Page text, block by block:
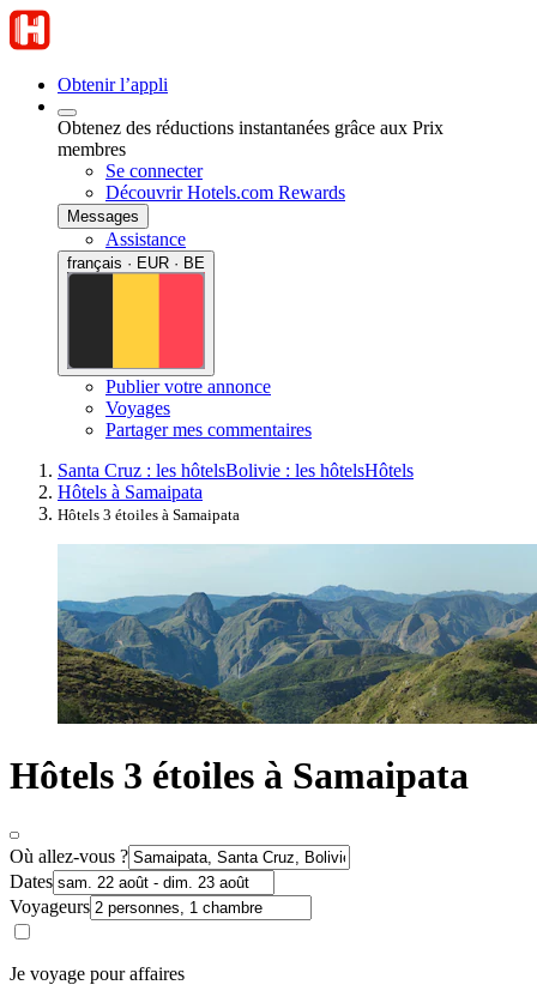
Obtenir l’appli
Obtenez des réductions instantanées grâce aux Prix
membres
Se connecter
Découvrir Hotels.com Rewards
Messages
Assistance
français · EUR · BE
Publier votre annonce
Voyages
Partager mes commentaires
Santa Cruz : les hôtelsBolivie : les hôtelsHôtels
Hôtels à Samaipata
Hôtels 3 étoiles à Samaipata
Hôtels 3 étoiles à Samaipata
Où allez-vous ?
Dates
Voyageurs
Je voyage pour affaires